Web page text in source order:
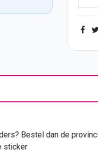
Bestel dan de
sticker